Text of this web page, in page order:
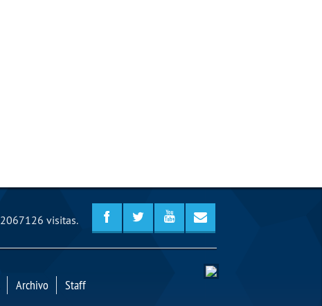
2067126 visitas.
Archivo Staff